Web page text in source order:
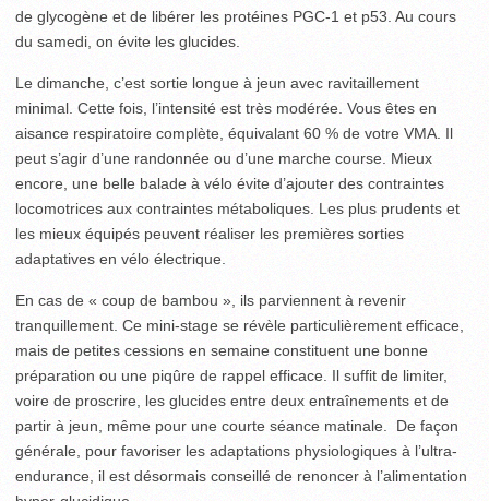
de glycogène et de libérer les protéines PGC-1 et p53. Au cours
du samedi, on évite les glucides.
Le dimanche, c’est sortie longue à jeun avec ravitaillement
minimal. Cette fois, l’intensité est très modérée. Vous êtes en
aisance respiratoire complète, équivalant 60 % de votre VMA. Il
peut s’agir d’une randonnée ou d’une marche course. Mieux
encore, une belle balade à vélo évite d’ajouter des contraintes
locomotrices aux contraintes métaboliques. Les plus prudents et
les mieux équipés peuvent réaliser les premières sorties
adaptatives en vélo électrique.
En cas de « coup de bambou », ils parviennent à revenir
tranquillement. Ce mini-stage se révèle particulièrement efficace,
mais de petites cessions en semaine constituent une bonne
préparation ou une piqûre de rappel efficace. Il suffit de limiter,
voire de proscrire, les glucides entre deux entraînements et de
partir à jeun, même pour une courte séance matinale. De façon
générale, pour favoriser les adaptations physiologiques à l’ultra-
endurance, il est désormais conseillé de renoncer à l’alimentation